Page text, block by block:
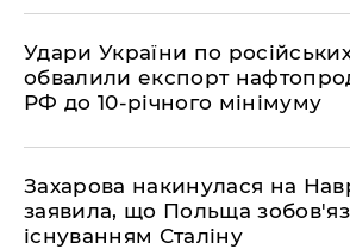
​Удари України по
обвалили експорт
РФ до 10-річного мінімуму
​Захарова накинулася на
заявила, що Польща
існуванням Сталіну